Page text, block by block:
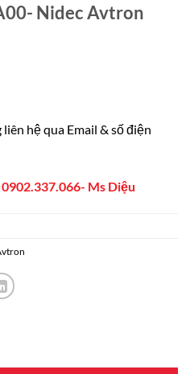
Nidec Avtron
hệ qua Email & số điện
0902.337.066- Ms Diệu